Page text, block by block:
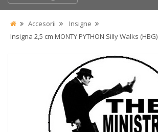
Accesorii
Insigne
Insigna 2,5 cm MONTY PYTHON Silly Walks (HBG)